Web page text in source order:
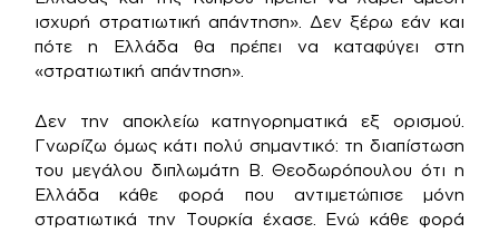
ισχυρή στρατιωτική απάντηση». Δεν ξέρω εάν και
πότε η Ελλάδα θα πρέπει να καταφύγει στη
«στρατιωτική απάντηση».
Δεν την αποκλείω κατηγορηματικά εξ ορισμού.
Γνωρίζω όμως κάτι πολύ σημαντικό: τη διαπίστωση
του μεγάλου διπλωμάτη Β. Θεοδωρόπουλου ότι η
Ελλάδα κάθε φορά που αντιμετώπισε μόνη
στρατιωτικά την Τουρκία έχασε. Ενώ κάθε φορά